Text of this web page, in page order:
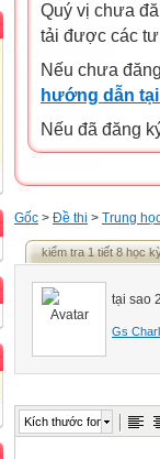
Quý vị chưa
tải được các
Nếu chưa
hướng dẫn
Nếu đã đăng
Gốc > Đề thi > Trung
kiểm tra 1 tiết 8 học
tại sao
Gs
Kích thước font